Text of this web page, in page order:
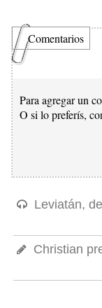
Comentarios
Para agregar un
O si lo preferís,
Leviatán,
Christian